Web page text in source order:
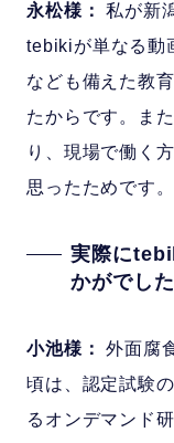
永松様：
私が新
tebikiが単なる動
なども備えた教
たからです。ま
り、現場で働く
思ったためです。
実際に
かがでし
小池様：
外面腐
頃は、認定試験
るオンデマンド